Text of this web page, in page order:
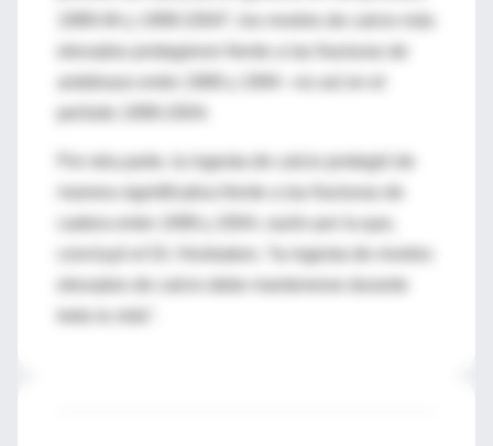
elevados protegieron frente a las fracturas de
Por otra parte, la ingesta de calcio protegió de
manera signitifcativa frente a las fracturas de
concluyó el Dr. Honkaken, “la ingesta de niveles